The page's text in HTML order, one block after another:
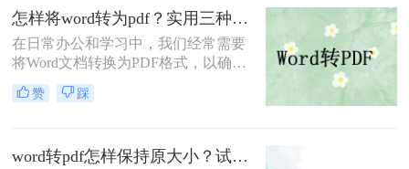
呢？本文将为你介绍三种不同的方
法，帮助你轻松实现Word转PDF的转
换。
怎样将word转为pdf？实用三种方法教会你！
在日常办公和学习中，我们经常需要
将Word文档转换为PDF格式，以确保
文档的格式不变、易于分享和打印。
那么怎样将word转为pdf呢？本文将介
赞 踩
word转pdf怎样保持原大小？试试这二个转换方法！